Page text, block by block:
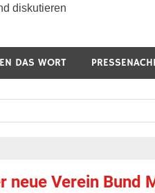
diskutieren
DAS WORT
neue Verein Bund